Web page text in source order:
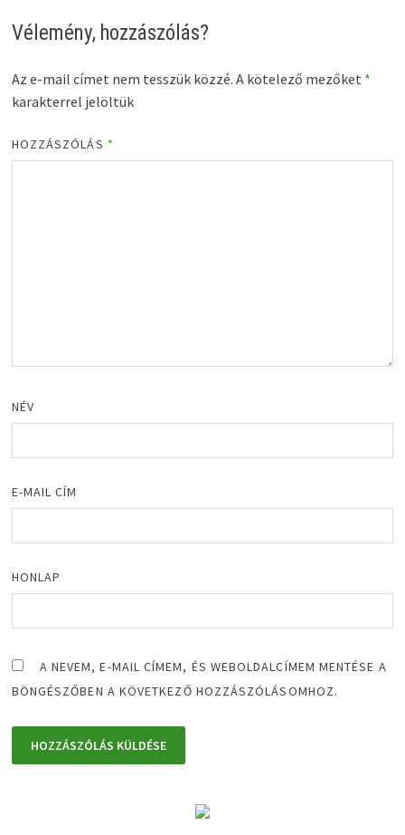
Vélemény, hozzászólás?
Az e-mail címet nem tesszük közzé. A kötelező mezőket *
karakterrel jelöltük
HOZZÁSZÓLÁS *
NÉV
E-MAIL CÍM
HONLAP
A NEVEM, E-MAIL CÍMEM, ÉS WEBOLDALCÍMEM MENTÉSE A
BÖNGÉSZŐBEN A KÖVETKEZŐ HOZZÁSZÓLÁSOMHOZ.